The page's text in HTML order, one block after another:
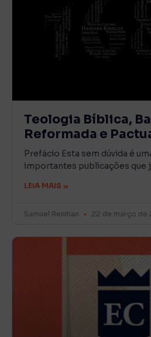
Teologia Bíblica,
Reformada e
Prefácio Esta sem dúvida é
importantes publicações que
LEIA MAIS »
Samuel Renihan 22 de março de